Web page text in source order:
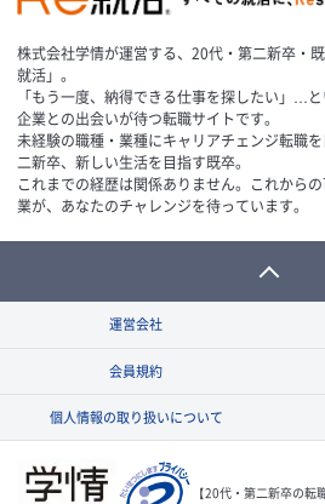
株式会社学情が運営する、20代・第二新卒・
就活」。
「もう一度、納得できる仕事を探したい」…
企業との出会いが待つ転職サイトです。
未経験の職種・業種にキャリアチェンジ転職
二新卒、新しい生活を目指す既卒。
これまでの経歴は関係ありません。これから
業が、あなたのチャレンジを待っています。
運営会社
会員規約
個人情報の取り扱いについて
【20代・第二新卒の転